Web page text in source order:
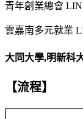
青年創業總會
雲嘉南多元就業
大同大學,明新科
【流程】